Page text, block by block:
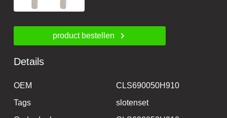
product bestellen
Details
OEM
CLS690050H910
Tags
slotenset